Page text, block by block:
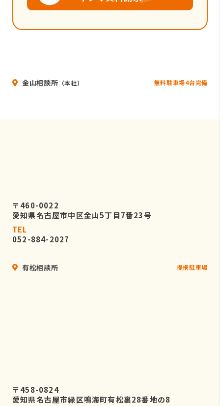
金山相談所 （本社） 無料駐車場4台完備
〒460-0022
愛知県名古屋市中区金山5丁目7番23号
TEL
052-884-2027
有松相談所 提携駐車場
〒458-0824
愛知県名古屋市緑区鳴海町有松裏28番地の8